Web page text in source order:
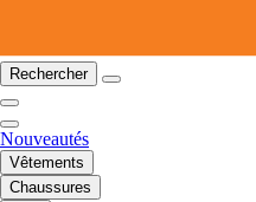
Rechercher
Nouveautés
Vêtements
Chaussures